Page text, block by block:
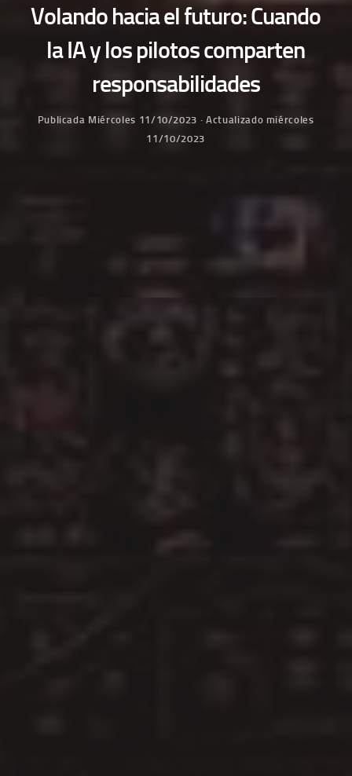
Volando hacia el futuro: Cuando
la IA y los pilotos comparten
responsabilidades
Publicada Miércoles 11/10/2023 · Actualizado miércoles
11/10/2023